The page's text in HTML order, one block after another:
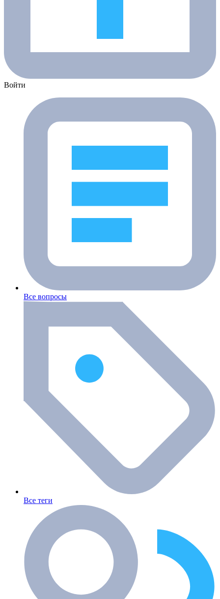
Войти
Все вопросы
Все теги